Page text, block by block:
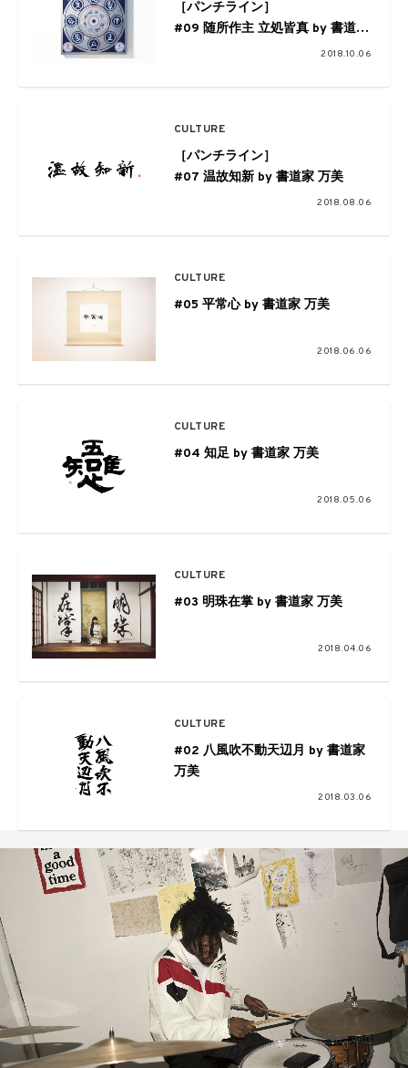
［パンチライン］
#09 随所作主 立処皆真​ by 書道家
2018.10.06
CULTURE
［パンチライン］
#07 温故知新​ by 書道家 万美
2018.08.06
CULTURE
#05 平常心​ by 書道家 万美
2018.06.06
CULTURE
#04 知足​ by 書道家 万美
2018.05.06
CULTURE
#03 明珠在掌​ by 書道家 万美
2018.04.06
CULTURE
#02 八風吹不動天辺月​ by 書道家
万美
2018.03.06